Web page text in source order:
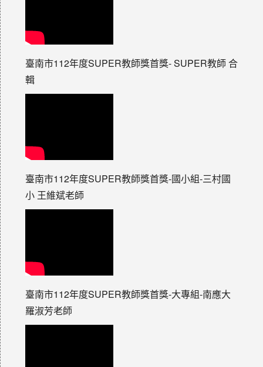
臺南市112年度SUPER教師獎首獎- SUPER教師 合
輯
臺南市112年度SUPER教師獎首獎-國小組-三村國
小 王維斌老師
臺南市112年度SUPER教師獎首獎-大專組-南應大
羅淑芳老師